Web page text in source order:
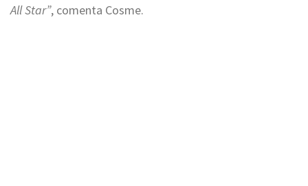
All Star”, comenta Cosme.